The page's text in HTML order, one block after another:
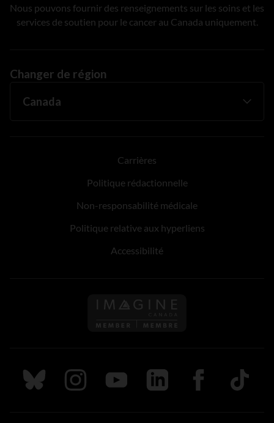
Nous pouvons fournir des renseignements sur les soins et les
services de soutien pour le cancer au Canada uniquement.
Changer de région
Carrières
Politique rédactionnelle
Non-responsabilité médicale
Politique relative aux hyperliens
Accessibilité
Suivez nous sur Bluesky
Suivez nous sur Instagram
Suivez nous sur Youtube
Suivez nous sur LinkedIn
Suivez nous sur
TikTok